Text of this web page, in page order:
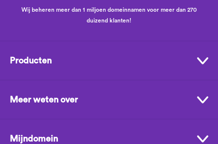
Wij beheren meer dan 1 miljoen domeinnamen voor meer dan 270
duizend klanten!
Producten
Meer weten over
Mijndomein